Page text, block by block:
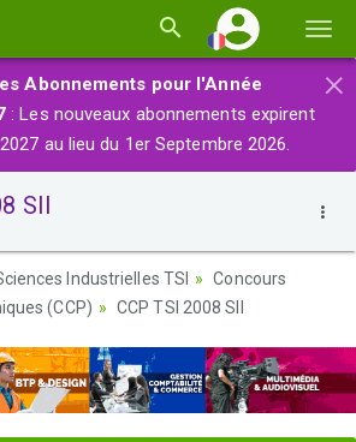
la×
Abonnements pour l'Année
: Les nouveaux abonnements expirent
au lieu du 1er Septembre 2026.
SII
Industrielles TSI
Concours
(CCP)
CCP TSI 2008 SII